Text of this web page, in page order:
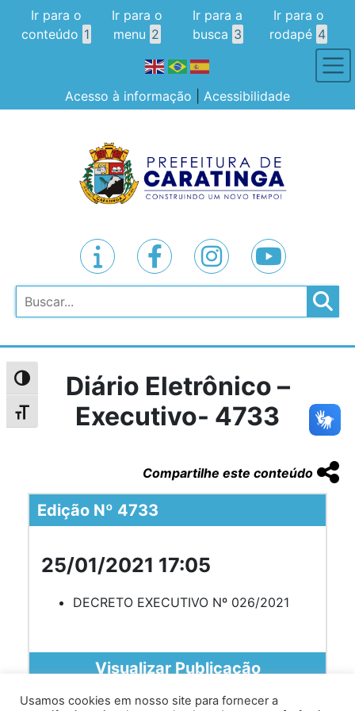
Alternar alto contraste
Alternar tamanho da fonte
Ir para o
conteúdo 1
Ir para o
menu 2
Ir para a
busca 3
Ir para o
rodapé 4
Acesso à informação Acessibilidade
Pesquisar
Diário Eletrônico –
Executivo- 4733
Compartilhe este conteúdo
Edição Nº 4733
25/01/2021 17:05
DECRETO EXECUTIVO Nº 026/2021
Visualizar Publicação
Usamos cookies em nosso site para fornecer a